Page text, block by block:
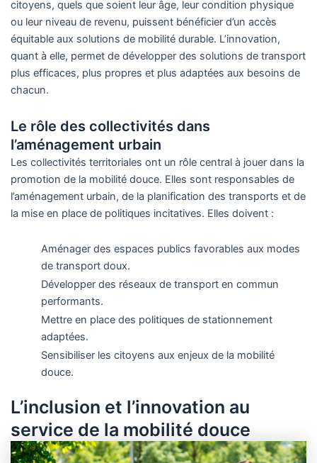
citoyens, quels que soient leur âge, leur condition physique
ou leur niveau de revenu, puissent bénéficier d’un accès
équitable aux solutions de mobilité durable. L’innovation,
quant à elle, permet de développer des solutions de transport
plus efficaces, plus propres et plus adaptées aux besoins de
chacun.
Le rôle des collectivités dans
l’aménagement urbain
Les collectivités territoriales ont un rôle central à jouer dans la
promotion de la mobilité douce. Elles sont responsables de
l’aménagement urbain, de la planification des transports et de
la mise en place de politiques incitatives. Elles doivent :
Aménager des espaces publics favorables aux modes
de transport doux.
Développer des réseaux de transport en commun
performants.
Mettre en place des politiques de stationnement
adaptées.
Sensibiliser les citoyens aux enjeux de la mobilité
douce.
L’inclusion et l’innovation au
service de la mobilité douce